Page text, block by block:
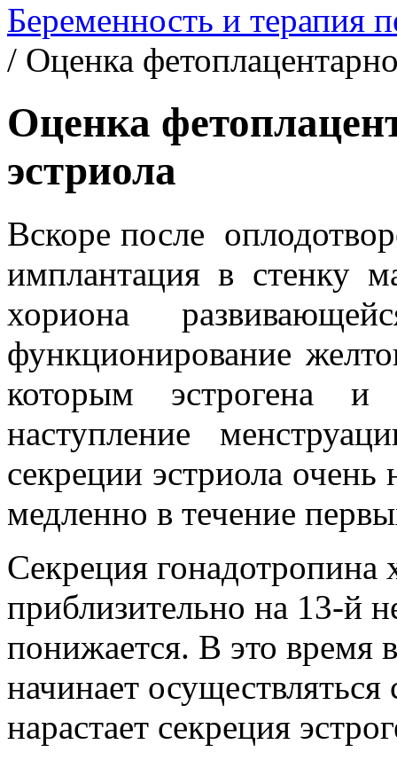
Беременность и терапия
/ Оценка
Оценка
эстриола
Вскоре после
имплантация в стенку
хориона
функционирование
которым эстрогена и
наступление
секреции эстриола
медленно в течение
Секреция гонадотропина
приблизительно на 13-й
понижается. В это время
начинает
нарастает секреция